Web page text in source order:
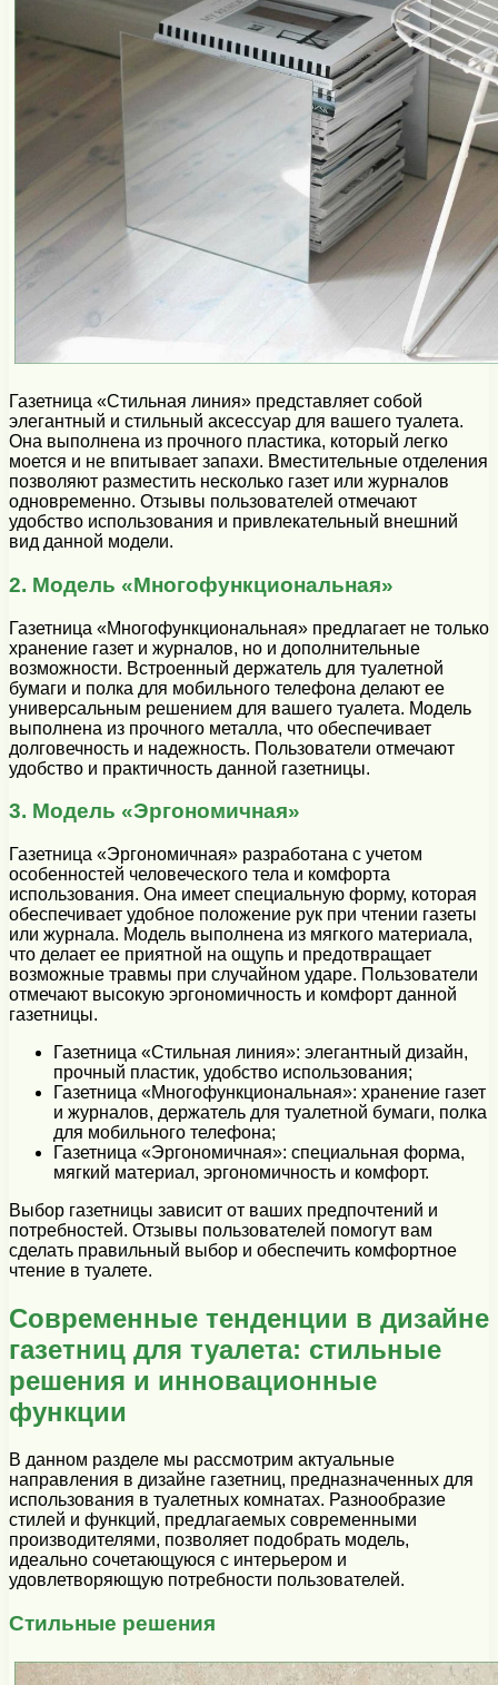
Газетница «Стильная линия» представляет собой
элегантный и стильный аксессуар для вашего туалета.
Она выполнена из прочного пластика, который легко
моется и не впитывает запахи. Вместительные отделения
позволяют разместить несколько газет или журналов
одновременно. Отзывы пользователей отмечают
удобство использования и привлекательный внешний
вид данной модели.
2. Модель «Многофункциональная»
Газетница «Многофункциональная» предлагает не только
хранение газет и журналов, но и дополнительные
возможности. Встроенный держатель для туалетной
бумаги и полка для мобильного телефона делают ее
универсальным решением для вашего туалета. Модель
выполнена из прочного металла, что обеспечивает
долговечность и надежность. Пользователи отмечают
удобство и практичность данной газетницы.
3. Модель «Эргономичная»
Газетница «Эргономичная» разработана с учетом
особенностей человеческого тела и комфорта
использования. Она имеет специальную форму, которая
обеспечивает удобное положение рук при чтении газеты
или журнала. Модель выполнена из мягкого материала,
что делает ее приятной на ощупь и предотвращает
возможные травмы при случайном ударе. Пользователи
отмечают высокую эргономичность и комфорт данной
газетницы.
Газетница «Стильная линия»: элегантный дизайн,
прочный пластик, удобство использования;
Газетница «Многофункциональная»: хранение газет
и журналов, держатель для туалетной бумаги, полка
для мобильного телефона;
Газетница «Эргономичная»: специальная форма,
мягкий материал, эргономичность и комфорт.
Выбор газетницы зависит от ваших предпочтений и
потребностей. Отзывы пользователей помогут вам
сделать правильный выбор и обеспечить комфортное
чтение в туалете.
Современные тенденции в дизайне
газетниц для туалета: стильные
решения и инновационные
функции
В данном разделе мы рассмотрим актуальные
направления в дизайне газетниц, предназначенных для
использования в туалетных комнатах. Разнообразие
стилей и функций, предлагаемых современными
производителями, позволяет подобрать модель,
идеально сочетающуюся с интерьером и
удовлетворяющую потребности пользователей.
Стильные решения